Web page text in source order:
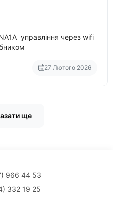
управління через wifi
27 Лютого 2026
ще
966 44 53
332 19 25